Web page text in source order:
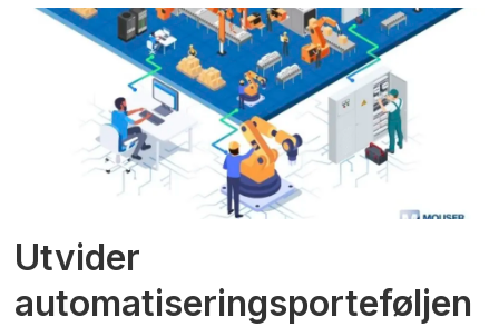
Utvider
automatiseringsporteføljen